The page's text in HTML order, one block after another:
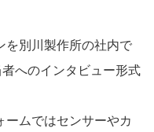
を別川製作所の社内で
へのインタビュー形式
ームではセンサーやカ